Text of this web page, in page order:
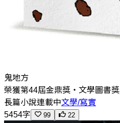
鬼地方
榮獲第44屆金鼎獎‧文學圖書獎
長篇小說連載中文學/寫實
5454字
99 22